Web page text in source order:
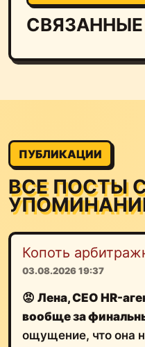
ПУБЛИКАЦИИ
ВСЕ ПОСТЫ
Копоть
03.08.2026 19:37
😡 Лена, CEO HR-
вообще за
ощущение, что она